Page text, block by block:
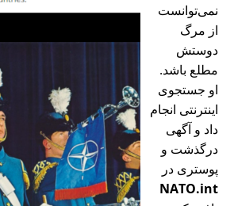
نمی‌توانست
از مرگ
دوستش
مطلع باشد.
او جستجوی
اینترنتی انجام
داد و آگهی
درگذشت و
پوستری در
NATO.int